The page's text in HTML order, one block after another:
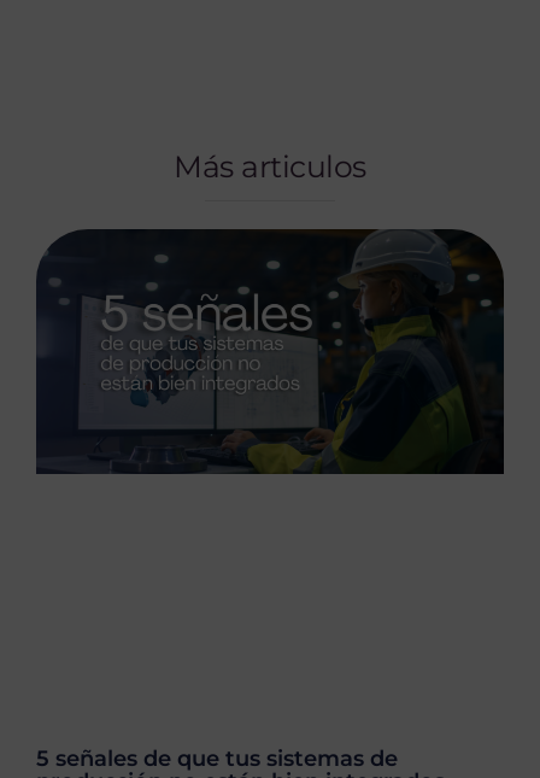
Más articulos
5 señales de que tus sistemas de